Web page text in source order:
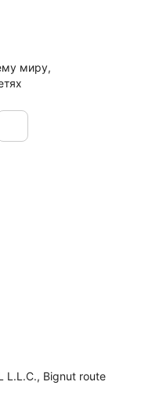
миру,
L.L.C., Bignut route